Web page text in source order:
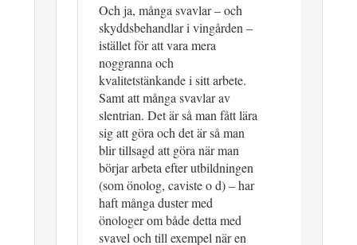
Och ja, många svavlar – och
skyddsbehandlar i vingården –
istället för att vara mera
noggranna och
kvalitetstänkande i sitt arbete.
Samt att många svavlar av
slentrian. Det är så man fått lära
sig att göra och det är så man
blir tillsagd att göra när man
börjar arbeta efter utbildningen
(som önolog, caviste o d) – har
haft många duster med
önologer om både detta med
svavel och till exempel när en